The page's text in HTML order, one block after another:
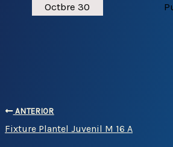
Octbre 30
ANTERIOR
Fixture Plantel Juvenil M 16 A